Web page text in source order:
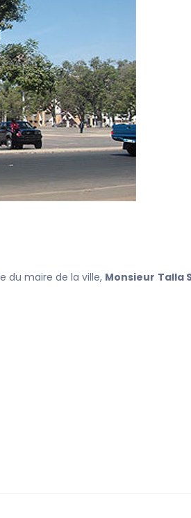
du maire de la ville, Monsieur Talla